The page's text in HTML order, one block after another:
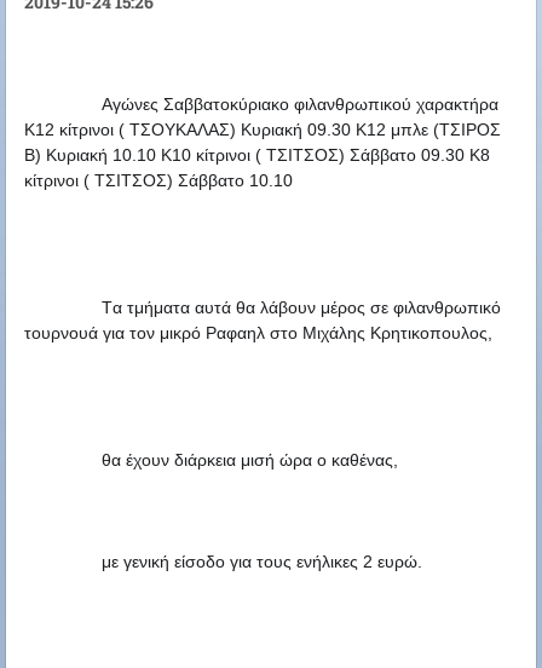
Κ12 κίτρινοι ( ΤΣΟΥΚΑΛΑΣ) Κυριακή 09.30 Κ12 μπλε (ΤΣΙΡΟΣ
Β) Κυριακή 10.10 Κ10 κίτρινοι ( ΤΣΙΤΣΟΣ) Σάββατο 09.30 Κ8
κίτρινοι ( ΤΣΙΤΣΟΣ) Σάββατο 10.10
Tα τμήματα αυτά θα λάβουν μέρος σε φιλανθρωπικό
τουρνουά για τον μικρό Ραφαηλ στο Μιχάλης Κρητικοπουλος,
θα έχουν διάρκεια μισή ώρα ο καθένας,
με γενική είσοδο για τους ενήλικες 2 ευρώ.